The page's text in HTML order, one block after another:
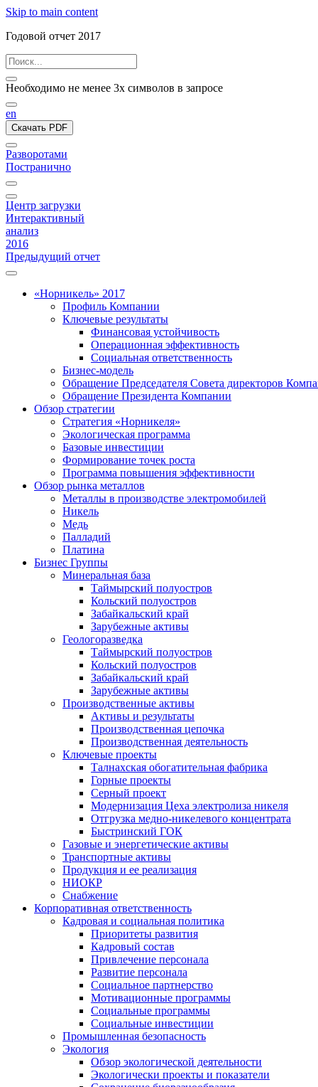
Skip to main content
Годовой отчет 2017
Необходимо не менее 3х символов в запросе
en
Скачать PDF
Разворотами
Постранично
Центр загрузки
Интерактивный
анализ
2016
Предыдущий отчет
«Норникель» 2017
Профиль Компании
Ключевые результаты
Финансовая устойчивость
Операционная эффективность
Социальная ответственность
Бизнес-модель
Обращение Председателя Совета директоров
Обращение Президента Компании
Обзор стратегии
Стратегия «Норникеля»
Экологическая программа
Базовые инвестиции
Формирование точек роста
Программа повышения эффективности
Обзор рынка металлов
Металлы в производстве электромобилей
Никель
Медь
Палладий
Платина
Бизнес Группы
Минеральная база
Таймырский полуостров
Кольский полуостров
Забайкальский край
Зарубежные активы
Геологоразведка
Таймырский полуостров
Кольский полуостров
Забайкальский край
Зарубежные активы
Производственные активы
Активы и результаты
Производственная цепочка
Производственная деятельность
Ключевые проекты
Талнахская обогатительная фабрика
Горные проекты
Серный проект
Модернизация Цеха электролиза никеля
Отгрузка медно-никелевого концентрата
Быстринский ГОК
Газовые и энергетические активы
Транспортные активы
Продукция и ее реализация
НИОКР
Снабжение
Корпоративная ответственность
Кадровая и социальная политика
Приоритеты развития
Кадровый состав
Привлечение персонала
Развитие персонала
Социальное партнерство
Мотивационные программы
Социальные программы
Социальные инвестиции
Промышленная безопасность
Экология
Обзор экологической деятельности
Экологически проекты и показатели